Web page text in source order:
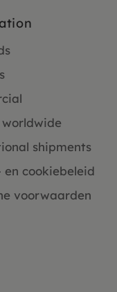
shipments
en cookiebeleid
voorwaarden